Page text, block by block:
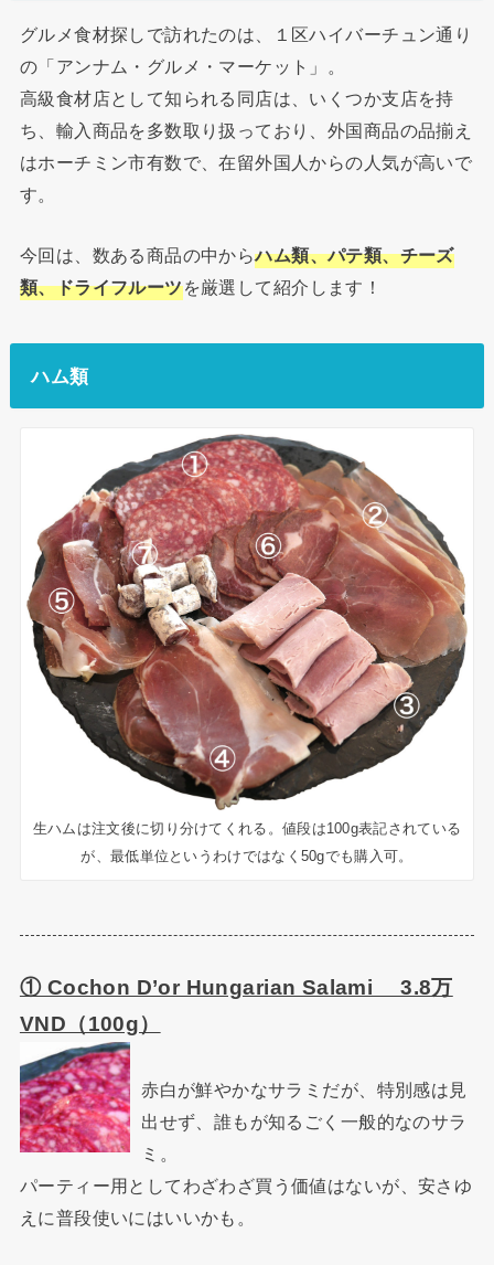
グルメ食材探しで訪れたのは、１区ハイバーチュン通り
の「アンナム・グルメ・マーケット」。
高級食材店として知られる同店は、いくつか支店を持
ち、輸入商品を多数取り扱っており、外国商品の品揃え
はホーチミン市有数で、在留外国人からの人気が高いで
す。
今回は、数ある商品の中からハム類、パテ類、チーズ
類、ドライフルーツを厳選して紹介します！
ハム類
生ハムは注文後に切り分けてくれる。値段は100g表記されている
が、最低単位というわけではなく50gでも購入可。
① Cochon D’or Hungarian Salami 3.8万
VND（100g）
赤白が鮮やかなサラミだが、特別感は見
出せず、誰もが知るごく一般的なのサラ
ミ。
パーティー用としてわざわざ買う価値はないが、安さゆ
えに普段使いにはいいかも。